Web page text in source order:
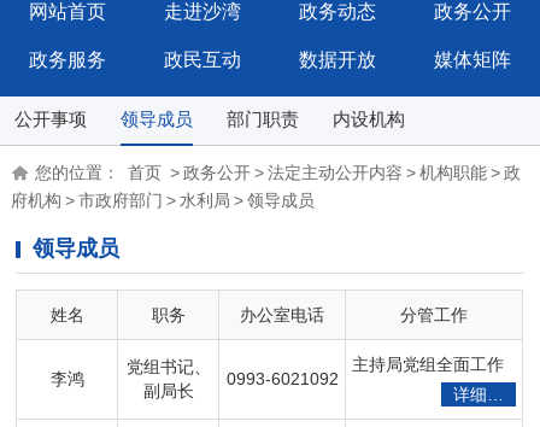
网站首页 走进沙湾 政务动态 政务公开
政务服务 政民互动 数据开放 媒体矩阵
公开事项 领导成员 部门职责 内设机构
您的位置： 首页 >政务公开>法定主动公开内容 >机构职能>政
府机构 >市政府部门 > 水利局 >领导成员
领导成员
姓名 职务 办公室电话 分管工作
李鸿
党组书记、
副局长
0993-6021092
主持局党组全面工作
详细…